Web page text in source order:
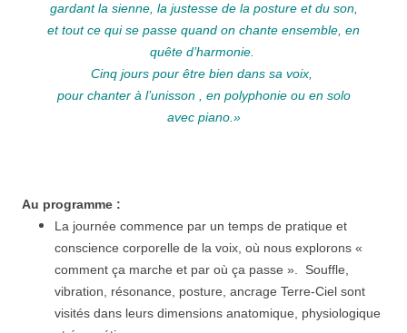
gardant la sienne, la justesse de la posture et du son,
et tout ce qui se passe quand on chante ensemble, en
quête d’harmonie.
Cinq jours pour être bien dans sa voix,
pour chanter à l’unisson , en polyphonie ou en solo
avec piano.»
Au programme :
La journée commence par un temps de pratique et
conscience corporelle de la voix, où nous explorons «
comment ça marche et par où ça passe ». Souffle,
vibration, résonance, posture, ancrage Terre-Ciel sont
visités dans leurs dimensions anatomique, physiologique